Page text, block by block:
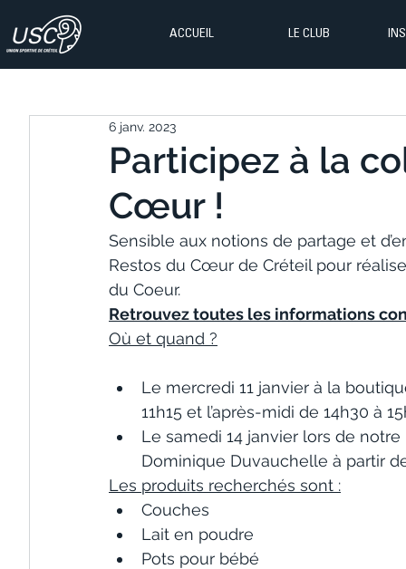
ACCUEIL LE CLUB
Participez à la
Cœur !
6 janv. 2023
Sensible aux notions de partage et
Restos du Cœur de Créteil pour
du Coeur.
Retrouvez toutes les informations
Où et quand ?
Le mercredi 11 janvier à la
11h15 et l’après-midi de 14h30 à
Le samedi 14 janvier lors de
Dominique Duvauchelle à partir
Les produits recherchés sont :
Couches
Lait en poudre
Pots pour bébé